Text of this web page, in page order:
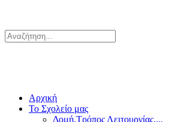
Αρχική
Το Σχολείο μας
Δομή,Τρόπος Λειτουργίας,...